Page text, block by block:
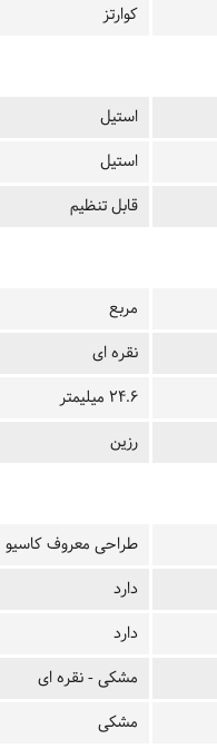
کوارتز
استیل
استیل
قابل تنظیم
مربع
نقره ای
24.6 میلیمتر
رزین
طراحی معروف کاسیو
دارد
دارد
مشکی - نقره ای
مشکی